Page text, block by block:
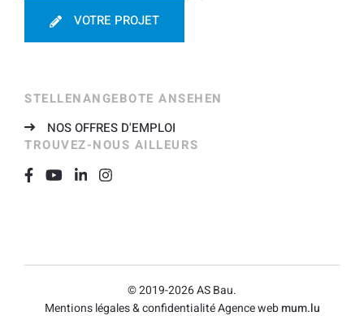
VOTRE PROJET
STELLENANGEBOTE ANSEHEN
NOS OFFRES D'EMPLOI
TROUVEZ-NOUS AILLEURS
© 2019-2026 AS Bau.
Mentions légales & confidentialitéAgence webmum.lu